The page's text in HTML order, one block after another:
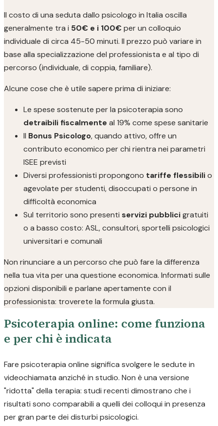
Il costo di una seduta dallo psicologo in Italia oscilla
generalmente tra i 50€ e i 100€ per un colloquio
individuale di circa 45-50 minuti. Il prezzo può variare in
base alla specializzazione del professionista e al tipo di
percorso (individuale, di coppia, familiare).
Alcune cose che è utile sapere prima di iniziare:
Le spese sostenute per la psicoterapia sono
detraibili fiscalmente al 19% come spese sanitarie
Il Bonus Psicologo, quando attivo, offre un
contributo economico per chi rientra nei parametri
ISEE previsti
Diversi professionisti propongono tariffe flessibilio
agevolate per studenti, disoccupati o persone in
difficoltà economica
Sul territorio sono presenti servizi pubblicigratuiti
o a basso costo: ASL, consultori, sportelli psicologici
universitari e comunali
Non rinunciare a un percorso che può fare la differenza
nella tua vita per una questione economica. Informati sulle
opzioni disponibili e parlane apertamente con il
professionista: troverete la formula giusta.
Psicoterapia online: come funziona
e per chi è indicata
Fare psicoterapia online significa svolgere le sedute in
videochiamata anziché in studio. Non è una versione
"ridotta" della terapia: studi recenti dimostrano che i
risultati sono comparabili a quelli dei colloqui in presenza
per gran parte dei disturbi psicologici.